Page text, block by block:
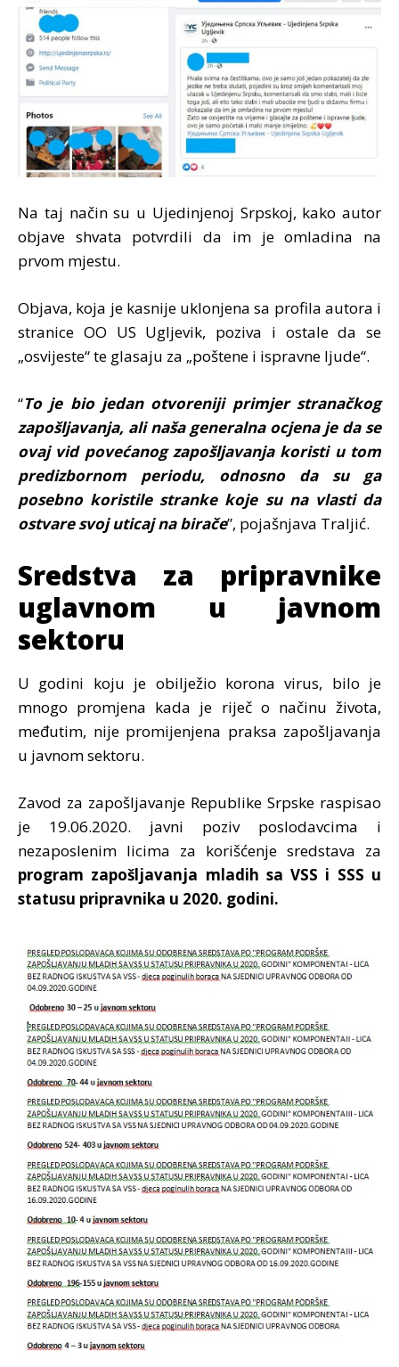
Na taj način su u Ujedinjenoj Srpskoj, kako autor
objave shvata potvrdili da im je omladina na
prvom mjestu.
Objava, koja je kasnije uklonjena sa profila autora i
stranice OO US Ugljevik, poziva i ostale da se
„osvijeste“ te glasaju za „poštene i ispravne ljude“.
“To je bio jedan otvoreniji primjer stranačkog
zapošljavanja, ali naša generalna ocjena je da se
ovaj vid povećanog zapošljavanja koristi u tom
predizbornom periodu, odnosno da su ga
posebno koristile stranke koje su na vlasti da
ostvare svoj uticaj na birače”, pojašnjava Traljić.
Sredstva za pripravnike
uglavnom u javnom
sektoru
U godini koju je obilježio korona virus, bilo je
mnogo promjena kada je riječ o načinu života,
međutim, nije promijenjena praksa zapošljavanja
u javnom sektoru.
Zavod za zapošljavanje Republike Srpske raspisao
je 19.06.2020. javni poziv poslodavcima i
nezaposlenim licima za korišćenje sredstava za
program zapošljavanja mladih sa VSS i SSS u
statusu pripravnika u 2020. godini.